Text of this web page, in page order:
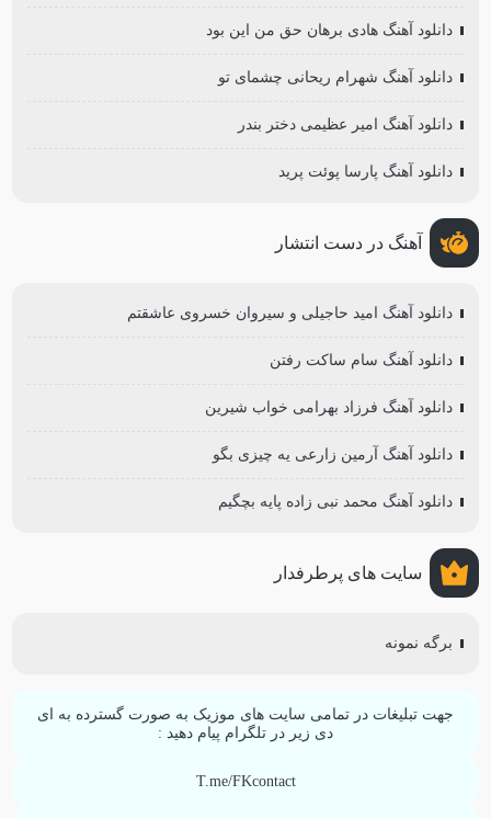
دانلود آهنگ هادی برهان حق من این بود
دانلود آهنگ شهرام ریحانی چشمای تو
دانلود آهنگ امیر عظیمی دختر بندر
دانلود آهنگ پارسا پوئت پرید
آهنگ در دست انتشار
دانلود آهنگ امید حاجیلی و سیروان خسروی عاشقتم
دانلود آهنگ سام ساکت رفتن
دانلود آهنگ فرزاد بهرامی خواب شیرین
دانلود آهنگ آرمین زارعی یه چیزی بگو
دانلود آهنگ محمد نبی زاده پایه بچگیم
سایت های پرطرفدار
برگه نمونه
جهت تبلیغات در تمامی سایت های موزیک به صورت گسترده به ای
دی زیر در تلگرام پیام دهید :
T.me/FKcontact